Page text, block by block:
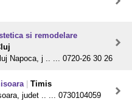
si remodelare
Napoca, j .. ... 0720-26 30 26
Timis
judet .. ... 0730104059